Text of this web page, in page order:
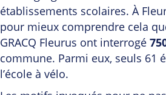
établissements scolaires. À
pour mieux comprendre cela
GRACQ Fleurus ont interrogé
commune. Parmi eux, seuls 61
l’école à vélo.